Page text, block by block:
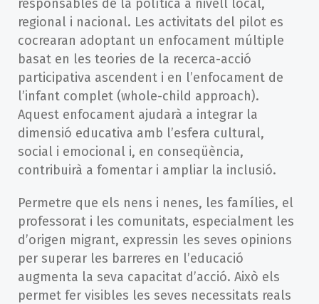
responsables de la política a nivell local,
regional i nacional. Les activitats del pilot es
cocrearan adoptant un enfocament múltiple
basat en les teories de la recerca-acció
participativa ascendent i en l’enfocament de
l’infant complet (whole-child approach).
Aquest enfocament ajudarà a integrar la
dimensió educativa amb l’esfera cultural,
social i emocional i, en conseqüència,
contribuirà a fomentar i ampliar la inclusió.
Permetre que els nens i nenes, les famílies, el
professorat i les comunitats, especialment les
d’origen migrant, expressin les seves opinions
per superar les barreres en l’educació
augmenta la seva capacitat d’acció. Això els
permet fer visibles les seves necessitats reals